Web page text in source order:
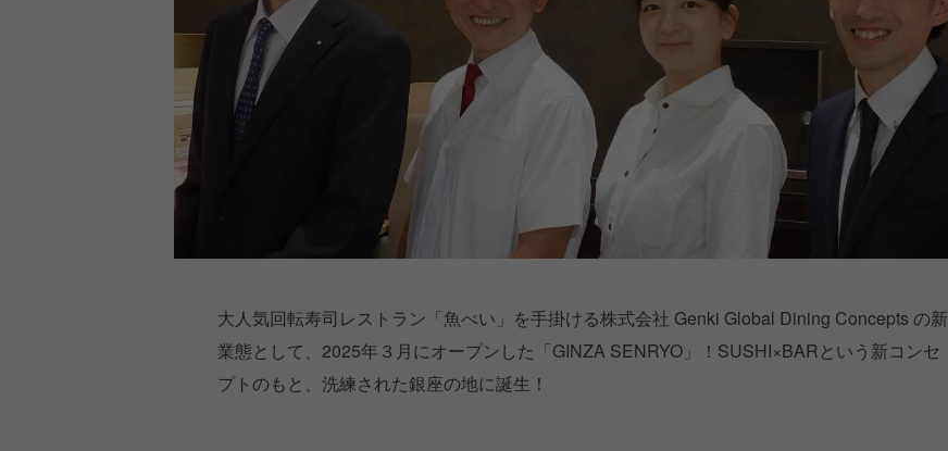
大人気回転寿司レストラン「魚べい」を手掛ける株式会社 Genki Global Dining Concepts の新
業態として、2025年３月にオープンした「GINZA SENRYO」！SUSHI×BARという新コンセ
プトのもと、洗練された銀座の地に誕生！